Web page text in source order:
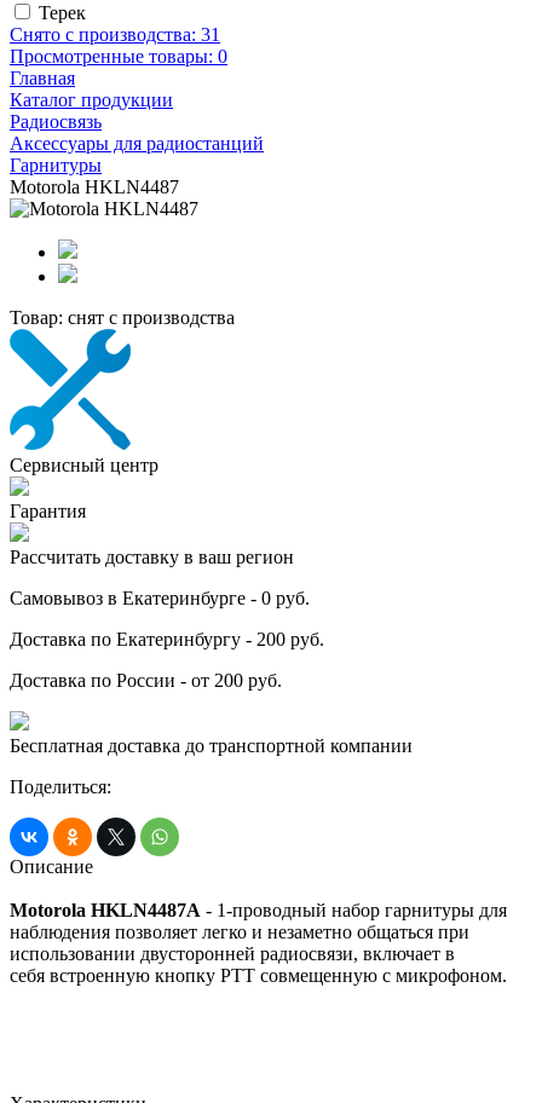
Терек
Снято с производства: 31
Просмотренные товары: 0
Главная
Каталог продукции
Радиосвязь
Аксессуары для радиостанций
Гарнитуры
Motorola HKLN4487
Товар: снят с производства
Сервисный центр
Гарантия
Рассчитать доставку в ваш регион
Самовывоз в Екатеринбурге - 0 руб.
Доставка по Екатеринбургу - 200 руб.
Доставка по России - от 200 руб.
Бесплатная доставка до транспортной компании
Поделиться:
Описание
Motorola HKLN4487A - 1-проводный набор гарнитуры для
наблюдения позволяет легко и незаметно общаться при
использовании двусторонней радиосвязи, включает в
себя встроенную кнопку РТТ совмещенную с микрофоном.